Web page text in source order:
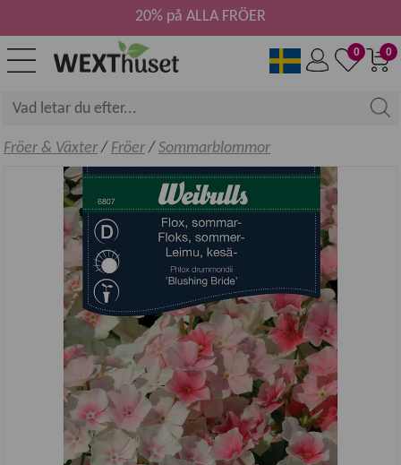
0
0
20% på ALLA FRÖER
Fröer & Växter/ Fröer/ Sommarblommor